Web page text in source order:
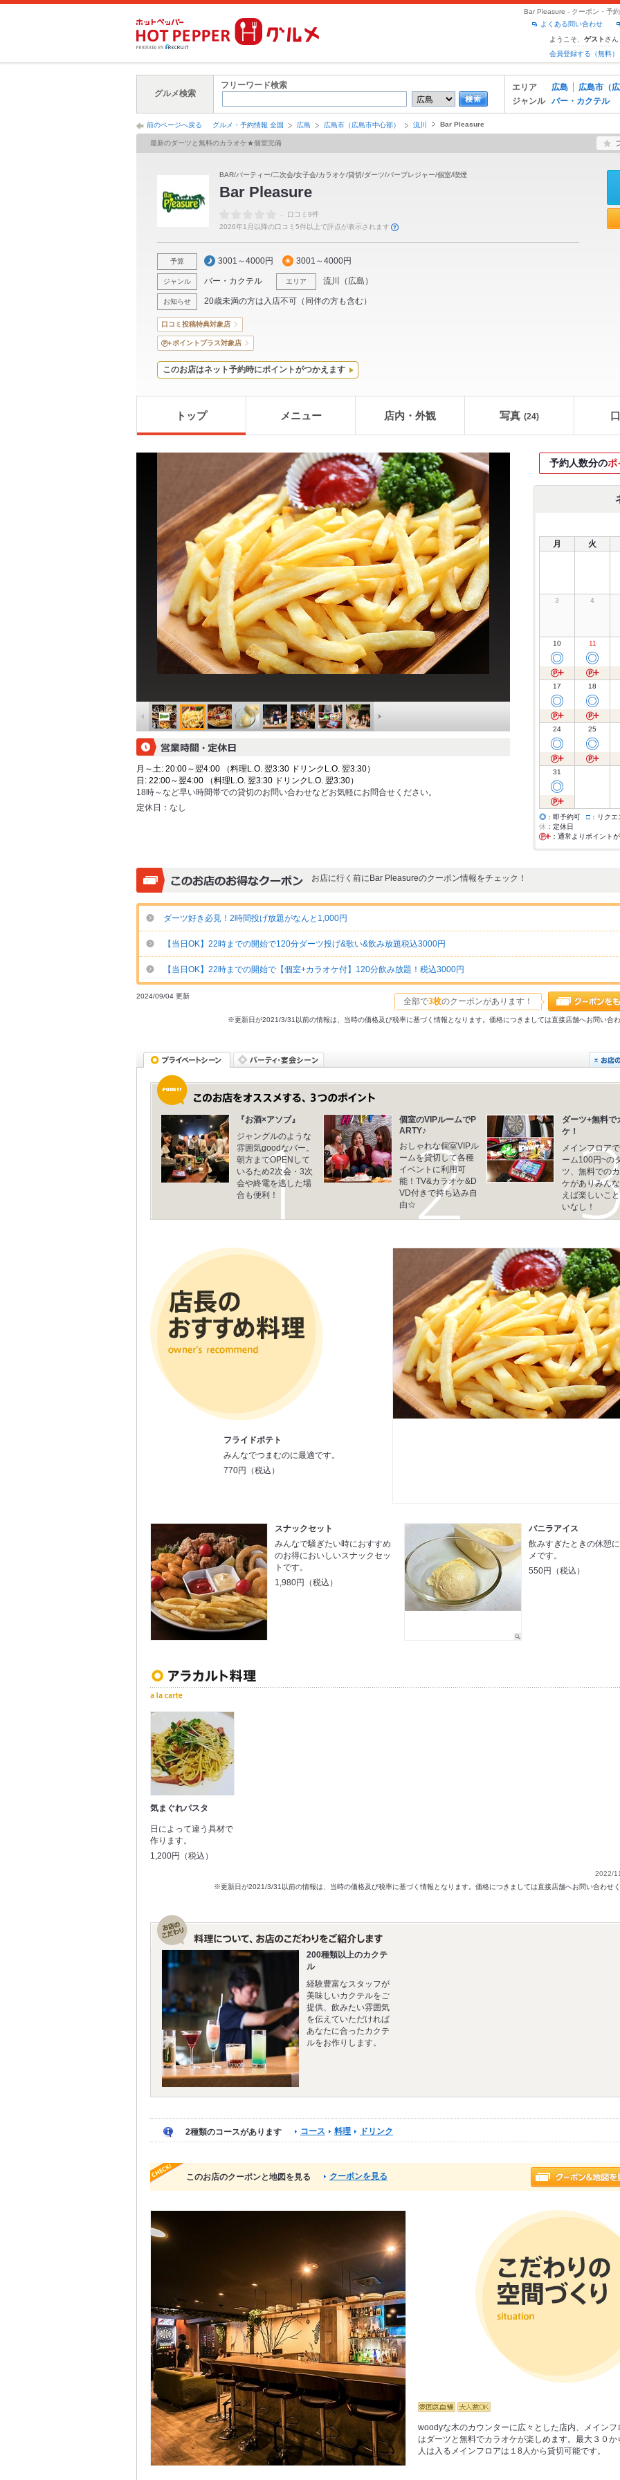
Bar Pleasure - クーポン・予
よくある問い合わせ
ようこそ、 ゲスト さん
会員登録する（無料）
グルメ検索
フリーワード検索 エリア 広島
広島市（
ジャンル
バー・カクテル
前のページへ戻る グルメ・予約情報 全国 広島 広島市（広島市中心部） 流川 Bar Pleasure
最新のダーツと無料のカラオケ★個室完備
BAR/パーティー/二次会/女子会/カラオケ/貸切/ダーツ/バープレジャー/個室/喫煙
Bar Pleasure
口コミ9件
2026年1月以降の口コミ5件以上で評点が表示されます
予算 3001～4000円 3001～4000円
ジャンル バー・カクテル エリア 流川 （ 広島 ）
お知らせ 20歳未満の方は入店不可（同伴の方も含む）
口コミ投稿特典対象店
ポイントプラス対象店
このお店はネット予約時にポイントがつかえます
トップ メニュー 店内・外観 写真 (24)
月～土: 20:00～翌4:00 （料理L.O. 翌3:30 ドリンクL.O. 翌3:30）
日: 22:00～翌4:00 （料理L.O. 翌3:30 ドリンクL.O. 翌3:30）
18時～など早い時間帯での貸切のお問い合わせなどお気軽にお問合せください。
定休日： なし
予約人数分のポ
月 火
3 4
10
◎
11
◎
17
◎
18
◎
24
◎
25
◎
31
◎
◎ ：即予約可 □ ：リク
休 ：定休日
：通常よりポイント
お店に行く前にBar Pleasureのクーポン情報をチェック！
ダーツ好き必見！2時間投げ放題がなんと1,000円
【当日OK】22時までの開始で120分ダーツ投げ&歌い&飲み放題税込3000円
【当日OK】22時までの開始で【個室+カラオケ付】120分飲み放題！税込3000円
全部で3枚のクーポンがあります！
2024/09/04 更新
※更新日が2021/3/31以前の情報は、当時の価格及び税率に基づく情報となります。価格につきましては直接店舗へお問い合
『お酒×アソブ』
ジャングルのような
雰囲気goodなバー。
朝方までOPENして
いるため2次会・3次
会や終電を逃した場
合も便利！
個室のVIPルームでP
ARTY♪
おしゃれな個室VIPル
ームを貸切して各種
イベントに利用可
能！TV&カラオケ&D
VD付きで持ち込み自
由☆
ダーツ+無料で
ケ！
メインフロア
ーム100円~の
ツ、無料での
ケがありみん
えば楽しいこ
いなし！
フライドポテト
みんなでつまむのに最適です。
770円（税込）
スナックセット
みんなで騒ぎたい時におすすめ
のお得においしいスナックセッ
トです。
1,980円（税込）
バニラアイス
飲みすぎたときの休憩
メです。
550円（税込）
気まぐれパスタ
日によって違う具材で
作ります。
1,200円（税込）
2022/
※更新日が2021/3/31以前の情報は、当時の価格及び税率に基づく情報となります。価格につきましては直接店舗へお問い合わせ
200種類以上のカクテ
ル
経験豊富なスタッフが
美味しいカクテルをご
提供、飲みたい雰囲気
を伝えていただければ
あなたに合ったカクテ
ルをお作りします。
2種類のコースがあります コース 料理 ドリンク
このお店のクーポンと地図を見る クーポンを見る
woodyな木のカウンターに広々とした店内、メインフ
はダーツと無料でカラオケが楽しめます。最大３０か
人は入るメインフロアは１8人から貸切可能です。